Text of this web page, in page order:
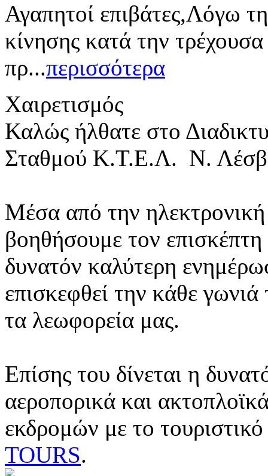
Αγαπητοί επιβάτες,Λόγω
κίνησης κατά την
πρ...περισσότερα
Χαιρετισμός
Καλώς ήλθατε στο
Σταθμού Κ.Τ.Ε.Λ. Ν.
Μέσα από την ηλεκτρονική
βοηθήσουμε τον
δυνατόν καλύτερη
επισκεφθεί την κάθε
τα λεωφορεία μας.
Επίσης του δίνεται η
αεροπορικά και
εκδρομών με το
TOURS.